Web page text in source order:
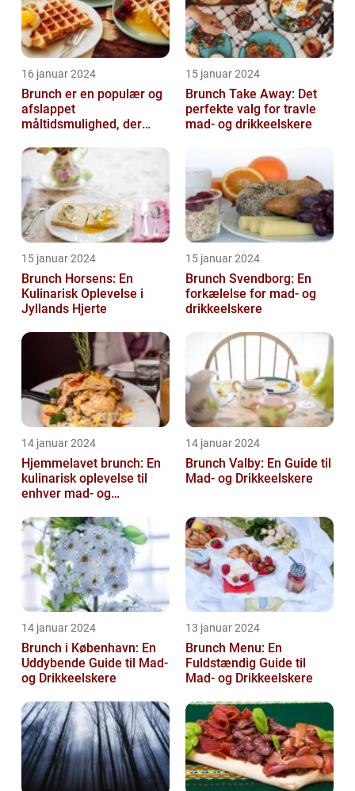
16 januar 2024
Brunch er en populær og
afslappet
måltidsmulighed, der
fra både morgenmad og
15 januar 2024
Brunch Take Away: Det
perfekte valg for travle
mad- og drikkeelskere
15 januar 2024
Brunch Horsens: En
Kulinarisk Oplevelse i
Jyllands Hjerte
15 januar 2024
Brunch Svendborg: En
forkælelse for mad- og
drikkeelskere
14 januar 2024
Hjemmelavet brunch: En
kulinarisk oplevelse til
enhver mad- og
14 januar 2024
Brunch Valby: En Guide til
Mad- og Drikkeelskere
14 januar 2024
Brunch i København: En
Uddybende Guide til Mad-
og Drikkeelskere
13 januar 2024
Brunch Menu: En
Fuldstændig Guide til
Mad- og Drikkeelskere